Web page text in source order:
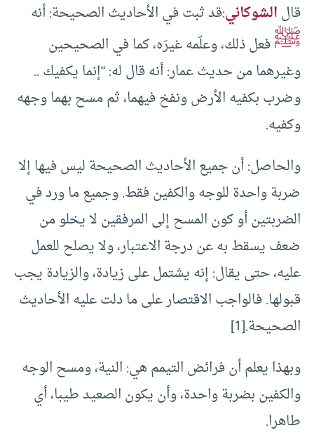
قالالشوكاني:قد ثبت في الأحاديث الصحيحة: أنه
ﷺفعل ذلك، وعلّمه غيرَه، كما في الصحيحين
وغيرهما من حديث عمار: أنه قال له: “إنما يكفيك ..
وضرب بكفيه الأرض ونفخ فيهما، ثم مسح بهما وجهه
وكفيه.
والحاصل: أن جميع الأحاديث الصحيحة ليس فيها إلا
ضربة واحدة للوجه والكفين فقط. وجميع ما ورد في
الضربتين أو كون المسح إلى المرفقين لا يخلو من
ضعف يسقط به عن درجة الاعتبار، ولا يصلح للعمل
عليه، حتى يقال: إنه يشتمل على زيادة، والزيادة يجب
قبولها. فالواجب الاقتصار على ما دلت عليه الأحاديث
الصحيحة.[1]
وبهذا يعلم أن فرائض التيمم هي: النية، ومسح الوجه
والكفين بضربة واحدة، وأن يكون الصعيد طيبا، أي
طاهرا.